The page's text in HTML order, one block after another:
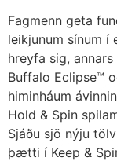
Fagmenn geta
leikjunum sínum í
hreyfa sig,
Buffalo Eclipse™
himinháum
Hold & Spin
Sjáðu sjö nýju
þætti í Keep &